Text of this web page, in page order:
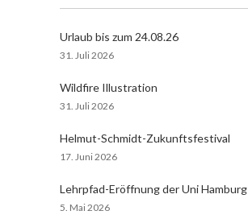
Urlaub bis zum 24.08.26
31. Juli 2026
Wildfire Illustration
31. Juli 2026
Helmut-Schmidt-Zukunftsfestival
17. Juni 2026
Lehrpfad-Eröffnung der Uni Hamburg
5. Mai 2026